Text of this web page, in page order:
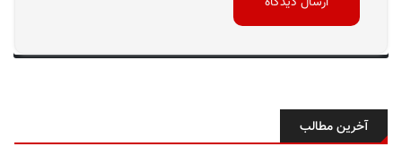
آخرین مطالب